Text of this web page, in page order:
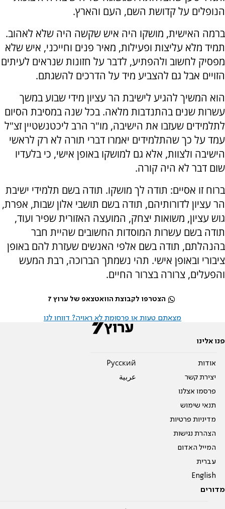
הנופלים על קדושת השם, העם והארץ.
ברמה האישית, מושקו היה איש שקשה היה שלא לאהוב.
תמיד מלא עליצות ופעילות, מאיר פנים וחייכני, איש שלא
מפסיק לחשוב ולהפתיע, לדבר על חזונות שנראים לעיתים
הזויים אבל גם להצביע מיד על הדרכים להשגתם.
הוא המשיך להגיע לישיבת הר עציון מידי שבוע במשך
עשרות שנים בהתנדבות מלאה. בכל שנה במסיבת הסיום
לתלמידים שעזבו את הישיבה, מו"ר הרב ליכטנשטיין זצ"ל
עמד על כך שהתלמידים יאמרו דברי תורה לא רק לראשי
הישיבה ולצוות, אלא גם למושקו באופן אישי, כי בלעדיו
שום דבר לא היה קורה.
ברוח זו אסיים: תודה לך מושקו. תודה בשם תלמידי ישיבת
הר עציון לדורותיהם, תודה בשם תושבי אלון שבות, אפרת,
גוש עציון, משואות יצחק, המועצה האזורית שפיר ועוד,
תודה בשם עשרות המוסדות החשובים שהיית חבר
בהנהלתם, תודה בשם אלפי האנשים שעזרת להם באופן
ציבורי ובאופן אישי. תהי נשמתך הברוכה, רבת המעש
והפעלים, צרורה בצרור החיים.
הצטרפו לקבוצת הוואטצאפ של ערוץ 7
מצאתם טעות או פרסומת לא ראויה? דווחו לנו
פנו אלינו
אודות
יצירת קשר
פרסמו אצלנו
תנאי שימוש
מדיניות פרטיות
הצהרת נגישות
המייל האדום
עברית
English
Pусский
عربية
מדורים